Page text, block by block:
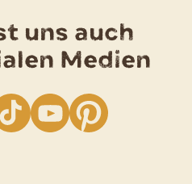
uns auch
Medien
TikTok YouTube